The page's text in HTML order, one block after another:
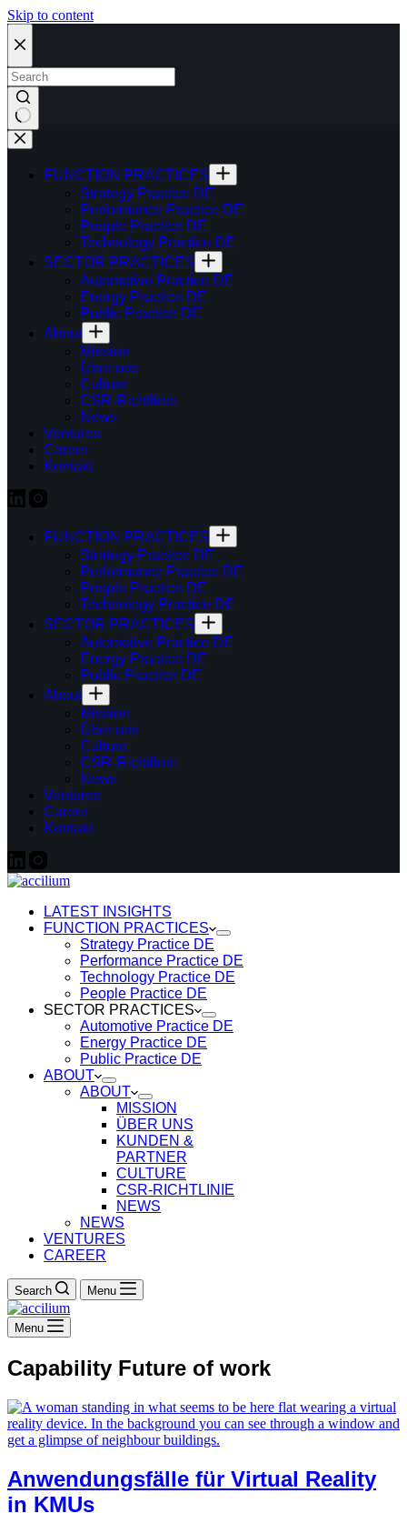
Skip to content
FUNCTION PRACTICES
Strategy Practice DE
Performance Practice DE
People Practice DE
Technology Practice DE
SECTOR PRACTICES
Automotive Practice DE
Energy Practice DE
Public Practice DE
About
Mission
Über uns
Culture
CSR-Richtlinie
News
Ventures
Career
Kontakt
FUNCTION PRACTICES
Strategy Practice DE
Performance Practice DE
People Practice DE
Technology Practice DE
SECTOR PRACTICES
Automotive Practice DE
Energy Practice DE
Public Practice DE
About
Mission
Über uns
Culture
CSR-Richtlinie
News
Ventures
Career
Kontakt
LATEST INSIGHTS
FUNCTION PRACTICES
Strategy Practice DE
Performance Practice DE
Technology Practice DE
People Practice DE
SECTOR PRACTICES
Automotive Practice DE
Energy Practice DE
Public Practice DE
ABOUT
ABOUT
MISSION
ÜBER UNS
KUNDEN &
PARTNER
CULTURE
CSR-RICHTLINIE
NEWS
NEWS
VENTURES
CAREER
Search Menu
Menu
Capability Future of work
Anwendungsfälle für Virtual Reality
in KMUs